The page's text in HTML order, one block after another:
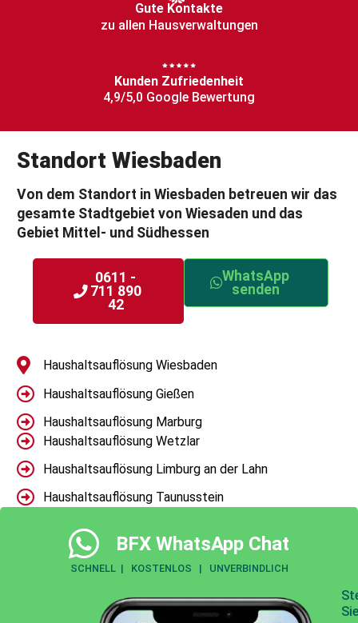
Gute Kontakte
zu allen Hausverwaltungen
Kunden Zufriedenheit
4,9/5,0 Google Bewertung
BFX WhatsApp Chat
SCHNELL | KOSTENLOS | UNVERBINDLICH
Standort Wiesbaden
Von dem Standort in Wiesbaden betreuen wir das
gesamte Stadtgebiet von Wiesaden und das
Gebiet Mittel- und Südhessen
0611 -
711 890
42
WhatsApp
senden
Haushaltsauflösung Wiesbaden
Haushaltsauflösung Gießen
Haushaltsauflösung Marburg
Haushaltsauflösung Wetzlar
Haushaltsauflösung Limburg an der Lahn
Haushaltsauflösung Taunusstein